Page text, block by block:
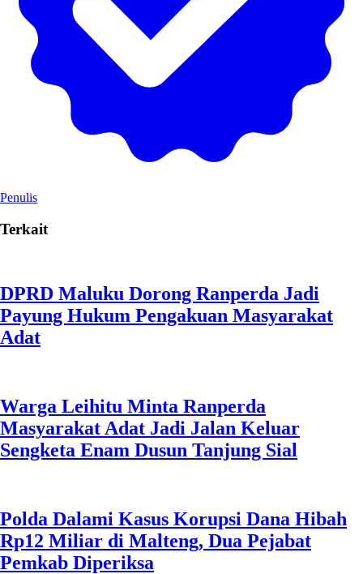
Penulis
Terkait
DPRD Maluku Dorong Ranperda Jadi
Payung Hukum Pengakuan Masyarakat
Adat
Warga Leihitu Minta Ranperda
Masyarakat Adat Jadi Jalan Keluar
Sengketa Enam Dusun Tanjung Sial
Polda Dalami Kasus Korupsi Dana Hibah
Rp12 Miliar di Malteng, Dua Pejabat
Pemkab Diperiksa